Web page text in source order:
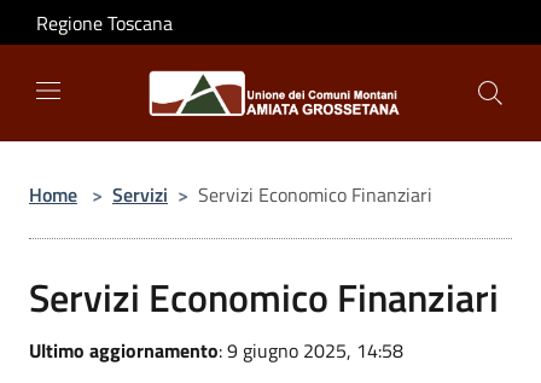
Salta al contenuto principale
Regione Toscana
Home > Servizi > Servizi Economico Finanziari
Servizi Economico Finanziari
Ultimo aggiornamento: 9 giugno 2025, 14:58